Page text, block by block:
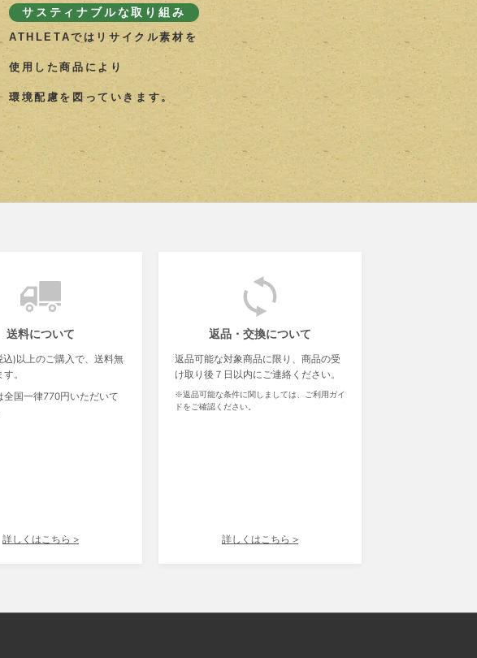
サスティナブルな取り組み
ATHLETAではリサイクル素材を
使用した商品により
環境配慮を図っていきます。
送料について
込)以上のご購入で、送料無
。
全国一律770円いただいて
詳しくはこちら >
返品・交換について
返品可能な対象商品に限り、商品の受
け取り後７日以内にご連絡ください。
※返品可能な条件に関しましては、ご利用ガイ
ドをご確認ください。
詳しくはこちら >